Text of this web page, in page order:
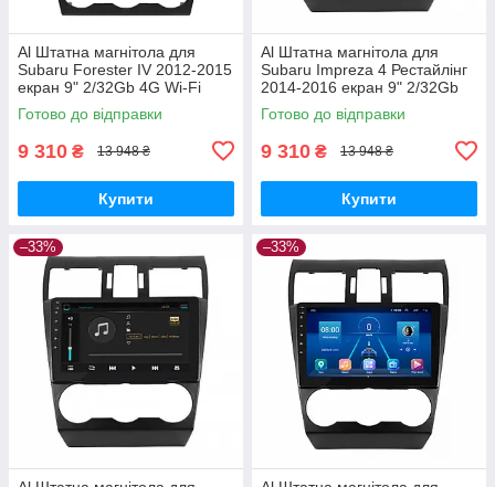
Al Штатна магнітола для
Subaru Forester IV 2012-2015
екран 9" 2/32Gb 4G Wi-Fi
GPS Top Android
Готово до відправки
9 310 ₴ 13 948 ₴
Купити
Al Штатна магнітола для
Subaru Impreza 4 Рестайлінг
2014-2016 екран 9" 2/32Gb
4G Wi-Fi GPS Top Android
Готово до відправки
9 310 ₴ 13 948 ₴
Купити
–33% –33%